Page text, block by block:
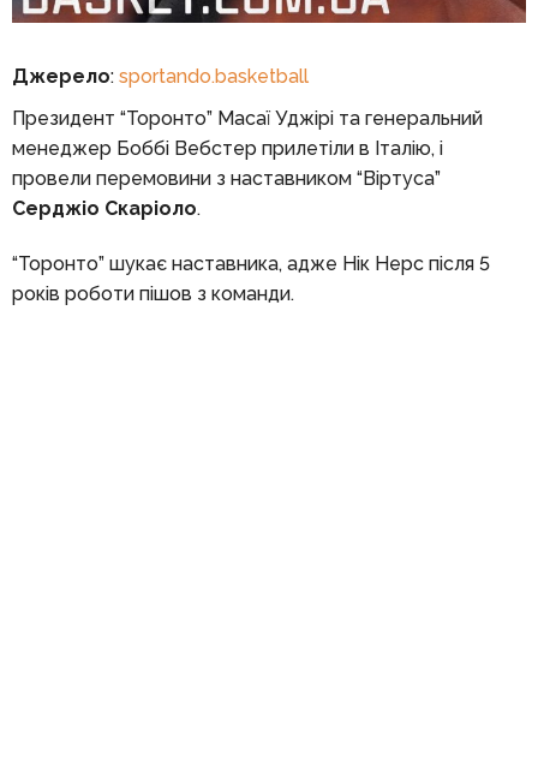
Джерело: sportando.basketball
Президент “Торонто” Масаї Уджірі та генеральний
менеджер Боббі Вебстер прилетіли в Італію, і
провели перемовини з наставником “Віртуса”
Серджіо Скаріоло.
“Торонто” шукає наставника, адже Нік Нерс після 5
років роботи пішов з команди.